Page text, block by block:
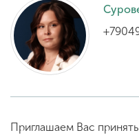
Сведения об
организации
ENG SPN
Приглашаем Вас